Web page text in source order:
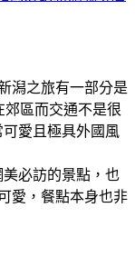
潟之旅有一部分是
郊區而交通不是很
可愛且極具外國風
美必訪的景點，也
愛，餐點本身也非